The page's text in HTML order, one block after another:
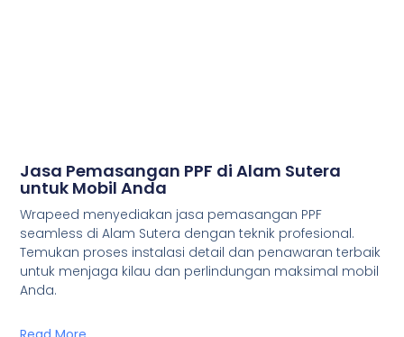
Jasa Pemasangan PPF di Alam Sutera
untuk Mobil Anda
Wrapeed menyediakan jasa pemasangan PPF
seamless di Alam Sutera dengan teknik profesional.
Temukan proses instalasi detail dan penawaran terbaik
untuk menjaga kilau dan perlindungan maksimal mobil
Anda.